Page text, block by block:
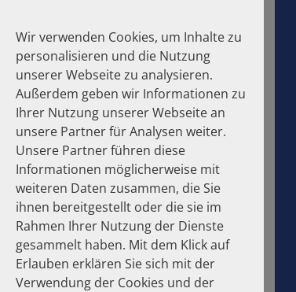
Publikationen
Über die Autoren
Wir verwenden Cookies, um Inhalte zu
personalisieren und die Nutzung
unserer Webseite zu analysieren.
Außerdem geben wir Informationen zu
Ihrer Nutzung unserer Webseite an
unsere Partner für Analysen weiter.
Unsere Partner führen diese
Informationen möglicherweise mit
weiteren Daten zusammen, die Sie
ihnen bereitgestellt oder die sie im
Rahmen Ihrer Nutzung der Dienste
gesammelt haben. Mit dem Klick auf
Erlauben erklären Sie sich mit der
Verwendung der Cookies und der